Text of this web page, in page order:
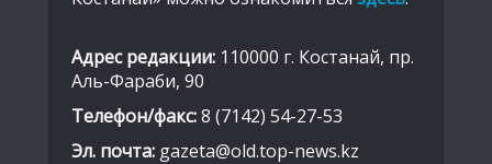
Адрес редакции: 110000 г. Костанай, пр.
Аль-Фараби, 90
Телефон/факс:8 (7142) 54-27-53
Эл. почта: gazeta@old.top-news.kz